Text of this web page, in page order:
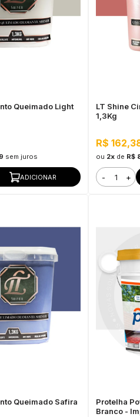
Queimado Light
sem juros
ADICIONAR
LT Shine
1,3Kg
R$
ou 2x de R$
- +
Queimado Safira
Protelha
Branco -